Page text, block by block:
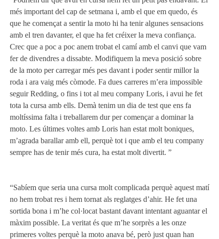
més important del cap de setmana i, amb el que em quedo, és
que he començat a sentir la moto hi ha tenir algunes sensacions
amb el tren davanter, el que ha fet créixer la meva confiança.
Crec que a poc a poc anem trobat el camí amb el canvi que vam
fer de divendres a dissabte. Modifiquem la meva posició sobre
de la moto per carregar més pes davant i poder sentir millor la
roda i ara vaig més còmode. Fa dues carreres m’era impossible
seguir Redding, o fins i tot al meu company Loris, i avui he fet
tota la cursa amb ells. Demà tenim un dia de test que ens fa
moltíssima falta i treballarem dur per començar a dominar la
moto. Les últimes voltes amb Loris han estat molt boniques,
m’agrada barallar amb ell, perquè tot i que amb el teu company
sempre has de tenir més cura, ha estat molt divertit. ”
“Sabíem que seria una cursa molt complicada perquè aquest matí
no hem trobat res i hem tornat als reglatges d’ahir. He fet una
sortida bona i m’he col·locat bastant davant intentant aguantar el
màxim possible. La veritat és que m’he sorprès a les onze
primeres voltes perquè la moto anava bé, però just quan han